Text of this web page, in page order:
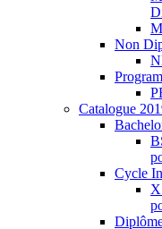
Non
Catalogue
Cycle